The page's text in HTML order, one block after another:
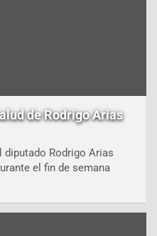
de Rodrigo Arias
diputado Rodrigo Arias
el fin de semana